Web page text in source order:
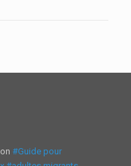
#Guide pour